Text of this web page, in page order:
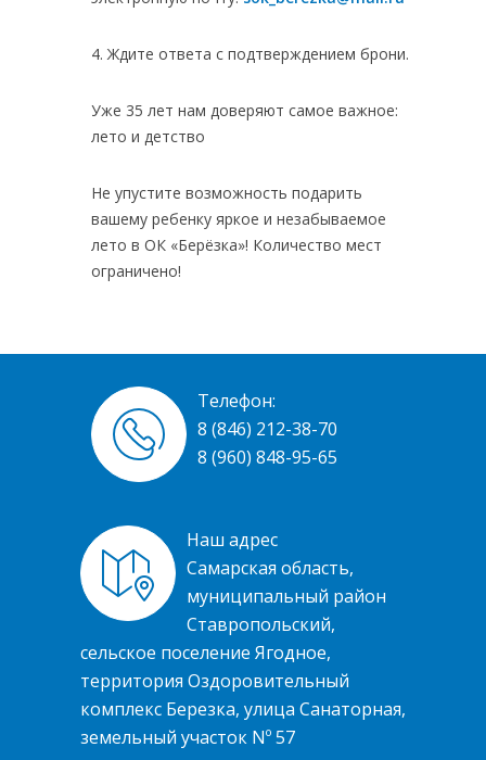
4. Ждите ответа с подтверждением брони.
Уже 35 лет нам доверяют самое важное:
лето и детство
Не упустите возможность подарить
вашему ребенку яркое и незабываемое
лето в ОК «Берёзка»! Количество мест
ограничено!
Телефон:
8 (846) 212-38-70
8 (960) 848-95-65
Наш адрес
Самарская область,
муниципальный район
Ставропольский,
сельское поселение Ягодное,
территория Оздоровительный
комплекс Березка, улица Санаторная,
земельный участок Nº 57